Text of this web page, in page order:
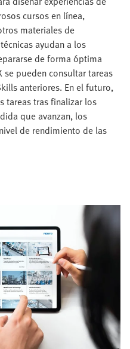
cursos en línea,
materiales de
ayudan a los
de forma óptima
se pueden consultar tareas
anteriores. En el futuro,
tareas tras finalizar los
que avanzan, los
de rendimiento de las